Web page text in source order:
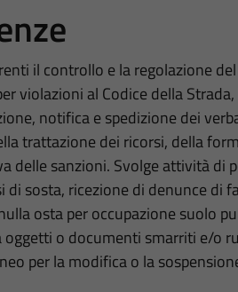
il controllo e la regolazione
violazioni al Codice della
notifica e spedizione dei
trattazione dei ricorsi, della
delle sanzioni. Svolge attività di
di sosta, ricezione di denunce di
osta per occupazione suolo
oggetti o documenti smarriti e/o
per la modifica o la